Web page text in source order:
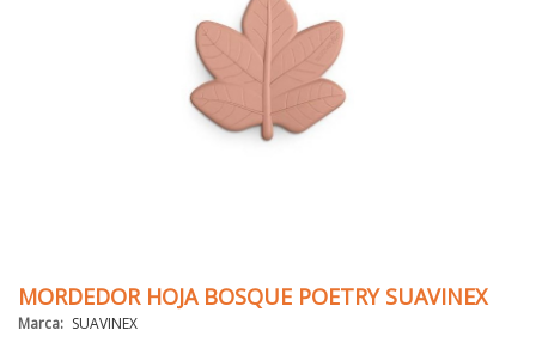
MORDEDOR HOJA BOSQUE POETRY SUAVINEX
Marca: SUAVINEX